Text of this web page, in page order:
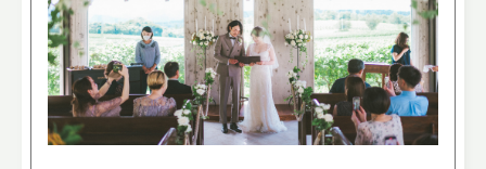
プライバシーポリシー
サイトマップ